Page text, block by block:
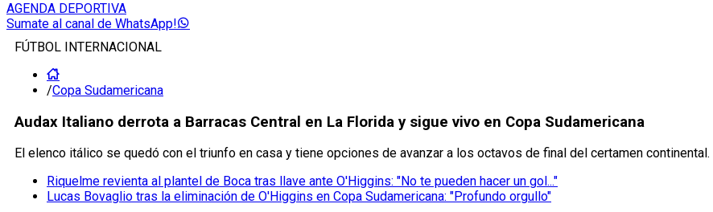
AGENDA DEPORTIVA
Sumate al canal de WhatsApp!
FÚTBOL INTERNACIONAL
/Copa Sudamericana
Audax Italiano derrota a Barracas Central en La Florida y sigue vivo en Copa Sudamericana
El elenco itálico se quedó con el triunfo en casa y tiene opciones de avanzar a los octavos de final del certamen continental.
Riquelme revienta al plantel de Boca tras llave ante O'Higgins: "No te pueden hacer un gol..."
Lucas Bovaglio tras la eliminación de O'Higgins en Copa Sudamericana: "Profundo orgullo"